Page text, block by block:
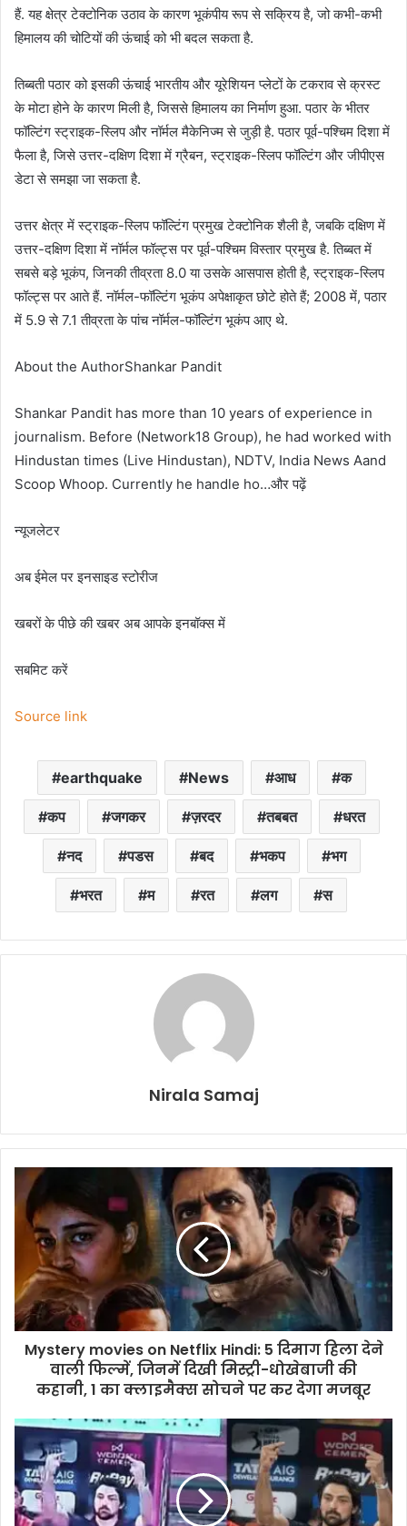
हैं. यह क्षेत्र टेक्टोनिक उठाव के कारण भूकंपीय रूप से सक्रिय है, जो कभी-कभी
हिमालय की चोटियों की ऊंचाई को भी बदल सकता है.
तिब्बती पठार को इसकी ऊंचाई भारतीय और यूरेशियन प्लेटों के टकराव से क्रस्ट
के मोटा होने के कारण मिली है, जिससे हिमालय का निर्माण हुआ. पठार के भीतर
फॉल्टिंग स्ट्राइक-स्लिप और नॉर्मल मैकेनिज्म से जुड़ी है. पठार पूर्व-पश्चिम दिशा में
फैला है, जिसे उत्तर-दक्षिण दिशा में ग्रैबन, स्ट्राइक-स्लिप फॉल्टिंग और जीपीएस
डेटा से समझा जा सकता है.
उत्तर क्षेत्र में स्ट्राइक-स्लिप फॉल्टिंग प्रमुख टेक्टोनिक शैली है, जबकि दक्षिण में
उत्तर-दक्षिण दिशा में नॉर्मल फॉल्ट्स पर पूर्व-पश्चिम विस्तार प्रमुख है. तिब्बत में
सबसे बड़े भूकंप, जिनकी तीव्रता 8.0 या उसके आसपास होती है, स्ट्राइक-स्लिप
फॉल्ट्स पर आते हैं. नॉर्मल-फॉल्टिंग भूकंप अपेक्षाकृत छोटे होते हैं; 2008 में, पठार
में 5.9 से 7.1 तीव्रता के पांच नॉर्मल-फॉल्टिंग भूकंप आए थे.
About the AuthorShankar Pandit
Shankar Pandit has more than 10 years of experience in
journalism. Before (Network18 Group), he had worked with
Hindustan times (Live Hindustan), NDTV, India News Aand
Scoop Whoop. Currently he handle ho…और पढ़ें
न्यूजलेटर
अब ईमेल पर इनसाइड स्‍टोर‍ीज
खबरों के पीछे की खबर अब आपके इनबॉक्‍स में
सबमिट करें
Source link
earthquake News आध क
कप जगकर ज़रदर तबबत धरत
नद पडस बद भकप भग
भरत म रत लग स
Nirala Samaj
Mystery movies on Netflix Hindi: 5 दिमाग हिला देने
वाली फिल्में, जिनमें दिखी मिस्ट्री-धोखेबाजी की
कहानी, 1 का क्लाइमैक्स सोचने पर कर देगा मजबूर